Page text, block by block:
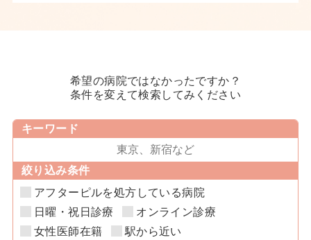
希望の病院ではなかったですか？
条件を変えて検索してみください
キーワード
絞り込み条件
アフターピルを処方している病院
日曜・祝日診療
オンライン診療
女性医師在籍
駅から近い